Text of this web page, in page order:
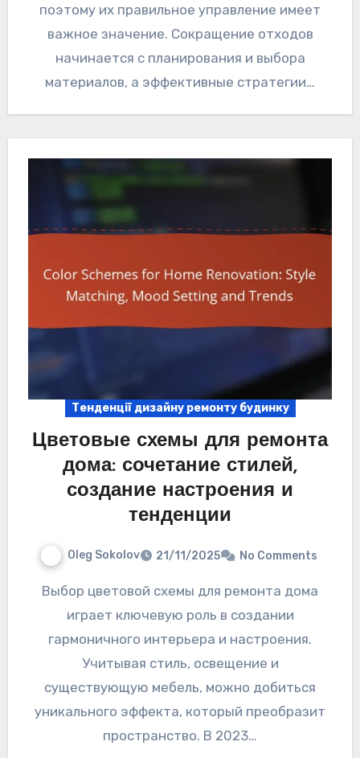
поэтому их правильное управление имеет
важное значение. Сокращение отходов
начинается с планирования и выбора
материалов, а эффективные стратегии…
Тенденції дизайну ремонту будинку
Цветовые схемы для ремонта
дома: сочетание стилей,
создание настроения и
тенденции
Oleg Sokolov 21/11/2025 No Comments
Выбор цветовой схемы для ремонта дома
играет ключевую роль в создании
гармоничного интерьера и настроения.
Учитывая стиль, освещение и
существующую мебель, можно добиться
уникального эффекта, который преобразит
пространство. В 2023…